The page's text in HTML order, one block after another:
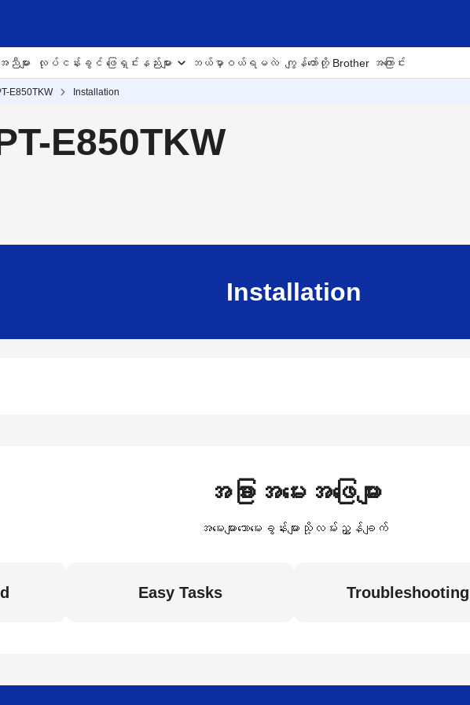
များ လုပ်ငန်းခွင် ဖြေရှင်းနည်းများ ဘယ်မှာဝယ်ရမလဲ ကျွန်တော်တို့ Brother အကြောင်း
E850TKW Installation
E850TKW
Installation
အခြားအမေးအဖြေများ
အမေးများသောမေးခွန်းများသို့လမ်းညွှန်ချက်
Easy Tasks Troubleshooting